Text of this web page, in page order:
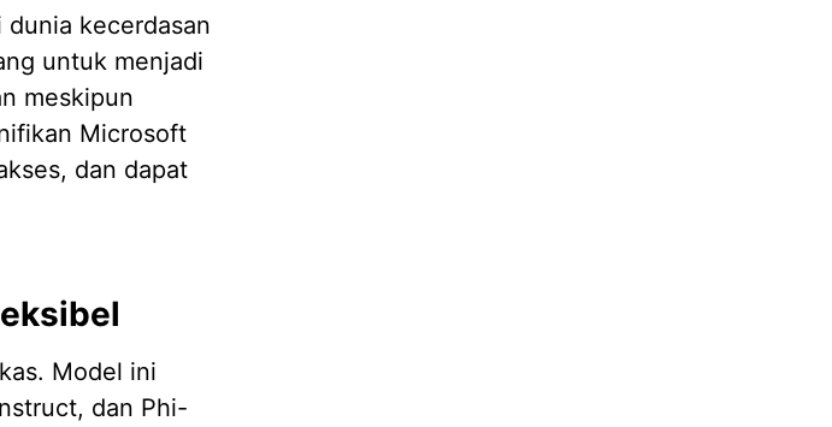
kecerdasan
untuk menjadi
meskipun
Microsoft
dan dapat
Model ini
dan Phi-